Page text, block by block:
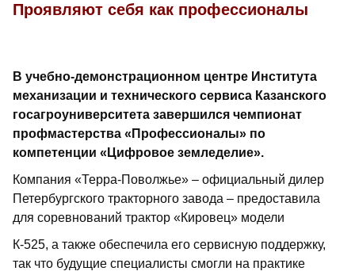
Проявляют себя как профессионалы
В учебно-демонстрационном центре Института
механизации и технического сервиса Казанского
госагро­университета завершился чемпионат
профмастерства «Профессионалы» по
компетенции «Цифровое земледелие».
Компания «Терра-Поволжье» – официальный дилер
Петербургского тракторного завода – предоставила
для соревнований трактор «Кировец» модели
К-525, а также обеспечила его сервисную поддержку,
так что будущие специалисты смог­ли на практике